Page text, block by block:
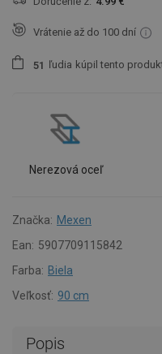
Vrátenie až do 100 dní
51 ľudia kúpil tento
Nerezová oceľ
Značka: Mexen
Ean: 5907709115842
Farba: Biela
Veľkosť: 90 cm
Popis